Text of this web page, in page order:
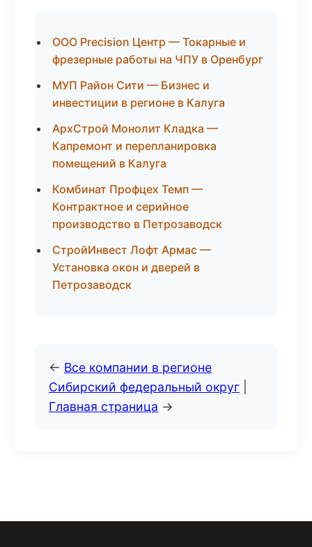
ООО Precision Центр — Токарные и
фрезерные работы на ЧПУ в Оренбург
МУП Район Сити — Бизнес и
инвестиции в регионе в Калуга
АрхСтрой Монолит Кладка —
Капремонт и перепланировка
помещений в Калуга
Комбинат Профцех Темп —
Контрактное и серийное
производство в Петрозаводск
СтройИнвест Лофт Армас —
Установка окон и дверей в
Петрозаводск
← Все компании в регионе
Сибирский федеральный округ
Главная страница →